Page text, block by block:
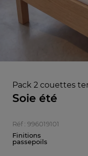
Pack 2 couettes
Soie été
Réf : 996019101
Finitions
passepoils